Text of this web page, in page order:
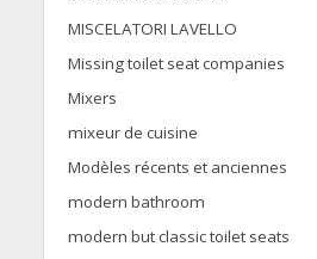
MISCELATORI LAVELLO
Missing toilet seat companies
Mixers
mixeur de cuisine
Modèles récents et anciennes
modern bathroom
modern but classic toilet seats